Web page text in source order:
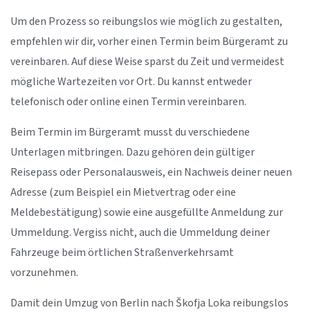
Um den Prozess so reibungslos wie möglich zu gestalten,
empfehlen wir dir, vorher einen Termin beim Bürgeramt zu
vereinbaren. Auf diese Weise sparst du Zeit und vermeidest
mögliche Wartezeiten vor Ort. Du kannst entweder
telefonisch oder online einen Termin vereinbaren.
Beim Termin im Bürgeramt musst du verschiedene
Unterlagen mitbringen. Dazu gehören dein gültiger
Reisepass oder Personalausweis, ein Nachweis deiner neuen
Adresse (zum Beispiel ein Mietvertrag oder eine
Meldebestätigung) sowie eine ausgefüllte Anmeldung zur
Ummeldung. Vergiss nicht, auch die Ummeldung deiner
Fahrzeuge beim örtlichen Straßenverkehrsamt
vorzunehmen.
Damit dein Umzug von Berlin nach Škofja Loka reibungslos